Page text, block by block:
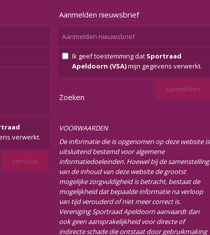
verwerkt.
Aanmelden nieuwsbrief
Ik geef toestemming dat Sportraad
Apeldoorn (VSA)mijn gegevens verwerkt.
Zoeken
VOORWAARDEN
De informatie die is opgenomen op deze website is
uitsluitend bestemd voor algemene
informatiedoeleinden. Hoewel bij de samenstelling
van de inhoud van deze website de grootst
mogelijke zorgvuldigheid is betracht, bestaat de
mogelijkheid dat bepaalde informatie na verloop
van tijd verouderd of niet meer correct is.
Vereniging Sportraad Apeldoorn aanvaardt dan
ook geen aansprakelijkheid voor directe of
indirecte schade die ontstaat door gebruikmaking